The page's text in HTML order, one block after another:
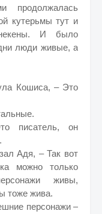
продолжалась
кутерьмы тут и
И было
люди живые, а
Кошиса, – Это
писатель, он
Адя, – Так вот
можно только
живы,
тоже жива.
персонажи –